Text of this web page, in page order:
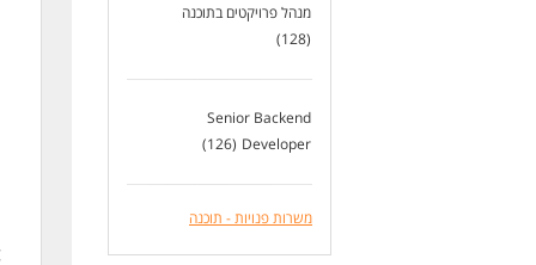
מנהל פרויקטים בתוכנה
(128)
Senior Backend
Developer
(126)
משרות פנויות - תוכנה